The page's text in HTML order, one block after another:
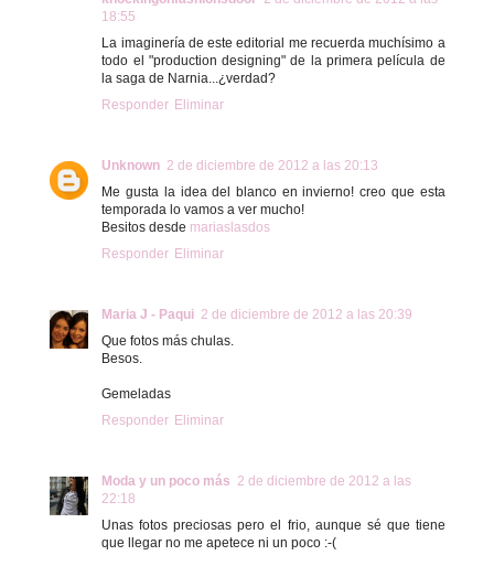
18:55
La imaginería de este editorial me recuerda muchísimo a
todo el "production designing" de la primera película de
la saga de Narnia...¿verdad?
Responder Eliminar
Unknown 2 de diciembre de 2012 a las 20:13
Me gusta la idea del blanco en invierno! creo que esta
temporada lo vamos a ver mucho!
Besitos desde mariaslasdos
Responder Eliminar
Maria J - Paqui 2 de diciembre de 2012 a las 20:39
Que fotos más chulas.
Besos.
Gemeladas
Responder Eliminar
Moda y un poco más 2 de diciembre de 2012 a las
22:18
Unas fotos preciosas pero el frio, aunque sé que tiene
que llegar no me apetece ni un poco :-(